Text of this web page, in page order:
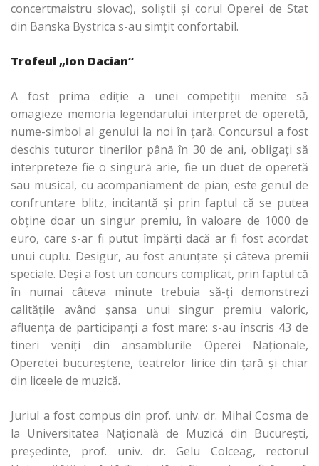
concertmaistru slovac), soliştii şi corul Operei de Stat
din Banska Bystrica s-au simţit confortabil.
Trofeul „Ion Dacian“
A fost prima ediţie a unei competiţii menite să
omagieze memoria legendarului interpret de operetă,
nume-simbol al genului la noi în ţară. Concursul a fost
deschis tuturor tinerilor până în 30 de ani, obligaţi să
interpreteze fie o singură arie, fie un duet de operetă
sau musical, cu acompaniament de pian; este genul de
confruntare blitz, incitantă şi prin faptul că se putea
obţine doar un singur premiu, în valoare de 1000 de
euro, care s-ar fi putut împărţi dacă ar fi fost acordat
unui cuplu. Desigur, au fost anunţate şi câteva premii
speciale. Deşi a fost un concurs complicat, prin faptul că
în numai câteva minute trebuia să-ţi demonstrezi
calităţile având şansa unui singur premiu valoric,
afluenţa de participanţi a fost mare: s-au înscris 43 de
tineri veniţi din ansamblurile Operei Naţionale,
Operetei bucureştene, teatrelor lirice din ţară şi chiar
din liceele de muzică.
Juriul a fost compus din prof. univ. dr. Mihai Cosma de
la Universitatea Naţională de Muzică din Bucureşti,
preşedinte, prof. univ. dr. Gelu Colceag, rectorul